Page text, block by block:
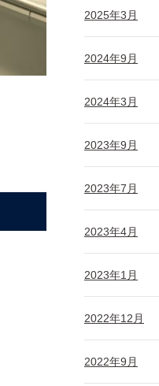
2025年3月
2024年9月
2024年3月
2023年9月
2023年7月
2023年4月
2023年1月
2022年12月
2022年9月